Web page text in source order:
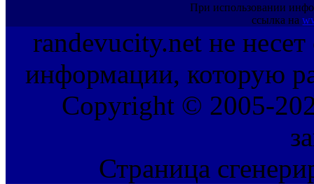
При использовании
ссылка на
randevucity.net не несет
информации, которую
Copyright © 2005-
Страница